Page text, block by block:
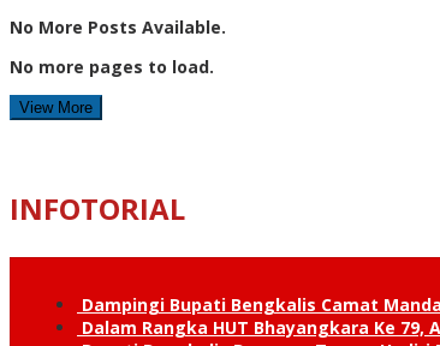
No More Posts Available.
No more pages to load.
View More
INFOTORIAL
Dampingi Bupati Bengkalis Camat
Dalam Rangka HUT Bhayangkara Ke 79,